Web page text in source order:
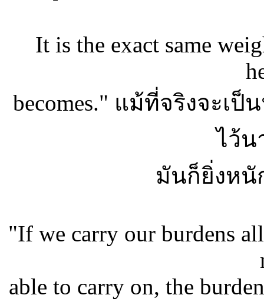
It is the exact same
becomes." แม้ที่จริงจะเ
ไว้น
มันก็ยิ่งหนั
"If we carry our burdens
able to carry on, the